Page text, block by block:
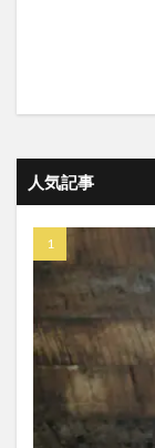
人気記事